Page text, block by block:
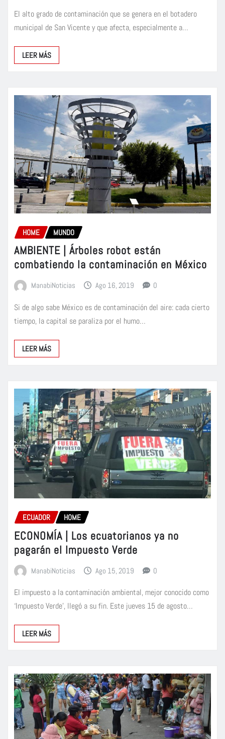
El alto grado de contaminación que se genera en el botadero
municipal de San Vicente y que afecta, especialmente a…
LEER MÁS
HOME MUNDO
AMBIENTE | Árboles robot están
combatiendo la contaminación en México
ManabiNoticias Ago 16, 2019 0
Si de algo sabe México es de contaminación del aire: cada cierto
tiempo, la capital se paraliza por el humo…
LEER MÁS
ECUADOR HOME
ECONOMÍA | Los ecuatorianos ya no
pagarán el Impuesto Verde
ManabiNoticias Ago 15, 2019 0
El impuesto a la contaminación ambiental, mejor conocido como
‘Impuesto Verde’, llegó a su fin. Este jueves 15 de agosto…
LEER MÁS